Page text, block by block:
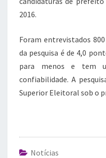
2016.
Foram entrevistados
da pesquisa é de 4,0
para menos e tem
confiabilidade. A
Superior Eleitoral sob o
Notícias